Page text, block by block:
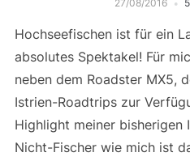
27/08/2016
Hochseefischen ist für ein
absolutes Spektakel! Für
neben dem Roadster MX5,
Istrien-Roadtrips zur
Highlight meiner bisherigen
Nicht-Fischer wie mich ist